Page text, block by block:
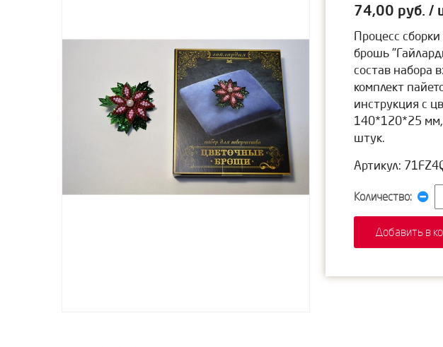
74,00 руб. /
Процесс
брошь
состав набора
комплект
инструкция с
140*120*25 мм,
штук.
Артикул:
Количество:
Добавить в